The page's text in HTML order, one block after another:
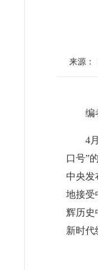
来源：
编
4
口号”
中央发
地接受
辉历史
新时代